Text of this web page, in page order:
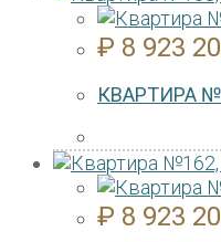
₽ 8 923
КВАРТИРА
₽ 8 923